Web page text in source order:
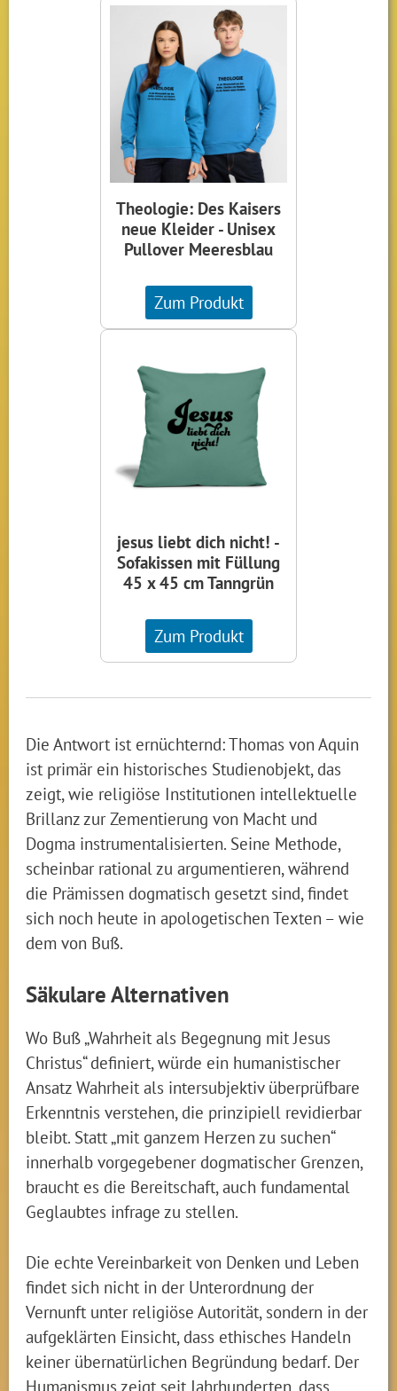
Theologie: Des Kaisers
neue Kleider - Unisex
Pullover Meeresblau
Zum Produkt
jesus liebt dich nicht! -
Sofakissen mit Füllung
45 x 45 cm Tanngrün
Zum Produkt
Die Antwort ist ernüchternd: Thomas von Aquin
ist primär ein historisches Studienobjekt, das
zeigt, wie religiöse Institutionen intellektuelle
Brillanz zur Zementierung von Macht und
Dogma instrumentalisierten. Seine Methode,
scheinbar rational zu argumentieren, während
die Prämissen dogmatisch gesetzt sind, findet
sich noch heute in apologetischen Texten – wie
dem von Buß.
Säkulare Alternativen
Wo Buß „Wahrheit als Begegnung mit Jesus
Christus“ definiert, würde ein humanistischer
Ansatz Wahrheit als intersubjektiv überprüfbare
Erkenntnis verstehen, die prinzipiell revidierbar
bleibt. Statt „mit ganzem Herzen zu suchen“
innerhalb vorgegebener dogmatischer Grenzen,
braucht es die Bereitschaft, auch fundamental
Geglaubtes infrage zu stellen.
Die echte Vereinbarkeit von Denken und Leben
findet sich nicht in der Unterordnung der
Vernunft unter religiöse Autorität, sondern in der
aufgeklärten Einsicht, dass ethisches Handeln
keiner übernatürlichen Begründung bedarf. Der
Humanismus zeigt seit Jahrhunderten, dass